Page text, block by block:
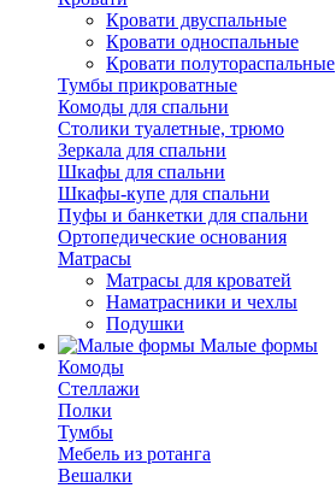
Кровати двуспальные
Кровати односпальные
Кровати полутораспальные
Тумбы прикроватные
Комоды для спальни
Столики туалетные, трюмо
Зеркала для спальни
Шкафы для спальни
Шкафы-купе для спальни
Пуфы и банкетки для спальни
Ортопедические основания
Матрасы
Матрасы для кроватей
Наматрасники и чехлы
Подушки
Малые формы
Комоды
Стеллажи
Полки
Тумбы
Мебель из ротанга
Вешалки